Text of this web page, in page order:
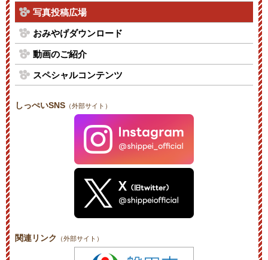
写真投稿広場
おみやげダウンロード
動画のご紹介
スペシャルコンテンツ
しっぺいSNS （外部サイト）
関連リンク （外部サイト）